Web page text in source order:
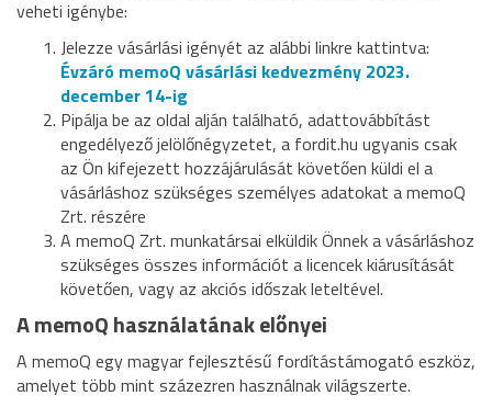
veheti igénybe:
Jelezze vásárlási igényét az alábbi linkre kattintva:
Évzáró memoQ vásárlási kedvezmény 2023.
december 14-ig
Pipálja be az oldal alján található, adattovábbítást
engedélyező jelölőnégyzetet, a fordit.hu ugyanis csak
az Ön kifejezett hozzájárulását követően küldi el a
vásárláshoz szükséges személyes adatokat a memoQ
Zrt. részére
A memoQ Zrt. munkatársai elküldik Önnek a vásárláshoz
szükséges összes információt a licencek kiárusítását
követően, vagy az akciós időszak leteltével.
A memoQ használatának előnyei
A memoQ egy magyar fejlesztésű fordítástámogató eszköz,
amelyet több mint százezren használnak világszerte.